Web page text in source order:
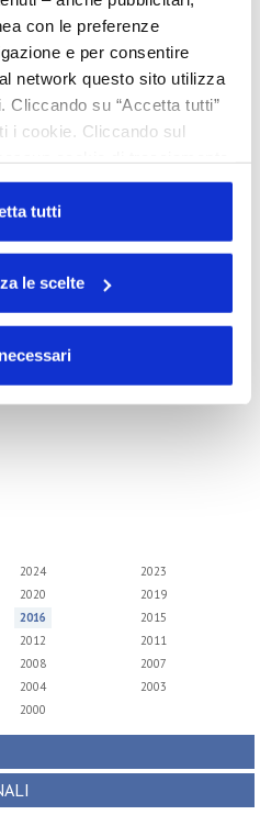
con le preferenze
e per consentire
network questo sito utilizza
Cliccando su “Accetta tutti”
i cookie. Cliccando sul
Cliccando su
esprimere la propria
categoria di cookie del
tutti
le scelte
2024
2023
2020
2019
2016
2015
2012
2011
2008
2007
2004
2003
2000